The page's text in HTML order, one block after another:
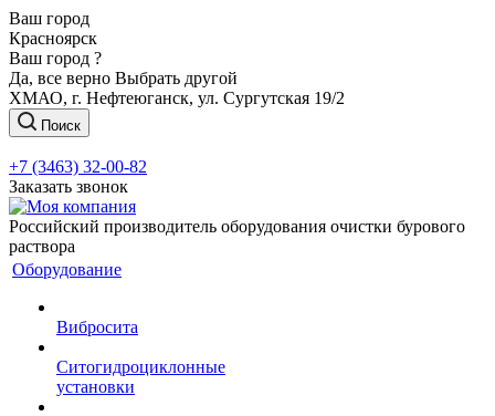
Ваш город
Красноярск
Ваш город ?
Да, все верно Выбрать другой
ХМАО, г. Нефтеюганск, ул. Сургутская 19/2
Поиск
+7 (3463) 32-00-82
Заказать звонок
Российский производитель оборудования очистки бурового
раствора
Оборудование
Вибросита
Ситогидроциклонные
установки